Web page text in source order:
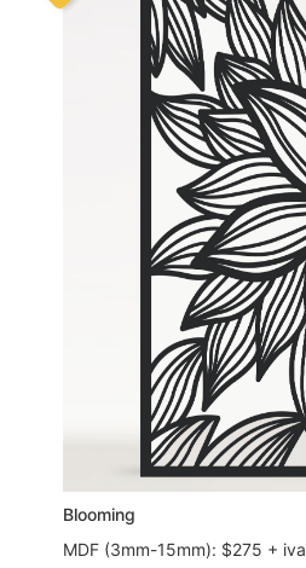
Blooming
MDF (3mm-15mm): $275 + iva